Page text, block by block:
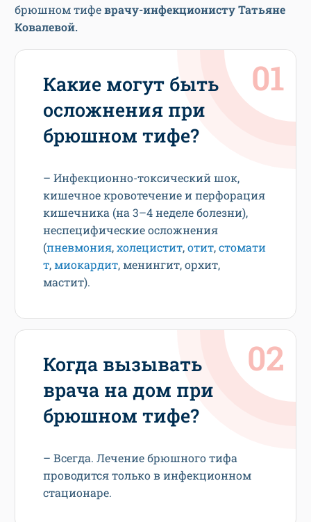
брюшном тифеврачу-инфекционисту Татьяне
Ковалевой.
Какие могут быть
осложнения при
брюшном тифе?
– Инфекционно-токсический шок,
кишечное кровотечение и перфорация
кишечника (на 3–4 неделе болезни),
неспецифические осложнения
(пневмония,холецистит,отит,стомати
т,миокардит, менингит, орхит,
мастит).
Когда вызывать
врача на дом при
брюшном тифе?
– Всегда. Лечение брюшного тифа
проводится только в инфекционном
стационаре.